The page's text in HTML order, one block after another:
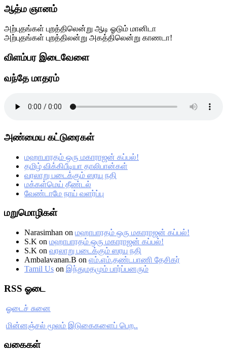
Primary
ஆத்ம ஞானம்
அற்புதங்கள் புறத்திலென்று ஆடி ஓடும் மானிடா
அற்புதங்கள் புறத்திலன்று அகத்திலென்று காணடா!
விளம்பர இடைவேளை
வந்தே மாதரம்
அண்மைய கட்டுரைகள்
மஹாபாரதம் ஒரு மகாராஜன் கப்பல்!
தமிழ் விக்கிபீடியா தாலிபான்கள்
வரலாறு படைக்கும் ஸரயு நதி
மக்கள்மெய் தீண்டல்
வேண்டாமே நாய் வளர்ப்பு
மறுமொழிகள்
Narasimhan on மஹாபாரதம் ஒரு மகாராஜன் கப்பல்!
S.K on மஹாபாரதம் ஒரு மகாராஜன் கப்பல்!
S.K on வரலாறு படைக்கும் ஸரயு நதி
Ambalavanan.B on எம்.எம்.தண்டபாணி தேசிகர்
Tamil Us on இந்துமதமும் பார்ப்பனரும்
RSS ஓடை
ஓடைச் சுனை
மின்னஞ்சல் மூலம் இடுகைகளைப் பெற..
வகைகள்